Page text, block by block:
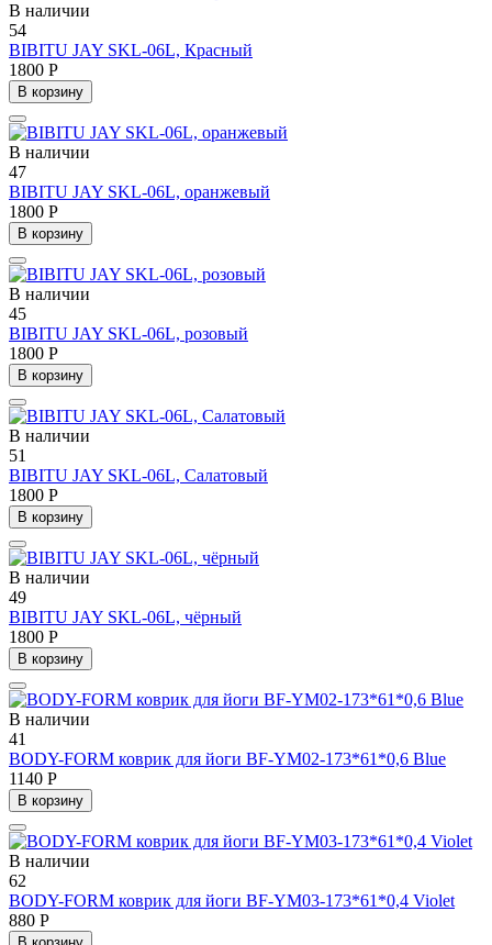
В наличии
54
BIBITU JAY SKL-06L, Красный
1800 Р
В корзину
В наличии
47
BIBITU JAY SKL-06L, оранжевый
1800 Р
В корзину
В наличии
45
BIBITU JAY SKL-06L, розовый
1800 Р
В корзину
В наличии
51
BIBITU JAY SKL-06L, Салатовый
1800 Р
В корзину
В наличии
49
BIBITU JAY SKL-06L, чёрный
1800 Р
В корзину
В наличии
41
BODY-FORM коврик для йоги BF-YM02-173*61*0,6 Blue
1140 Р
В корзину
В наличии
62
BODY-FORM коврик для йоги BF-YM03-173*61*0,4 Violet
880 Р